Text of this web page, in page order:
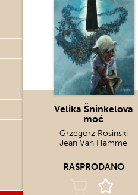
Velika Šninkelova
moć
Grzegorz Rosinski
Jean Van Hamme
RASPRODANO